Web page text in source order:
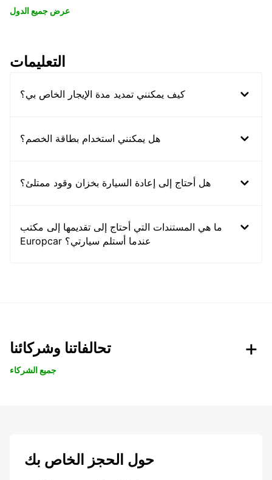
عرض جميع الدول
التعليمات
كيف يمكنني تمديد مدة الإيجار الخاص بي؟
هل يمكنني استخدام بطاقة الخصم؟
هل أحتاج إلى إعادة السيارة بخزان وقود ممتلئ؟
ما هي المستندات التي أحتاج إلى تقديمها إلى مكتب
Europcar عندما أستلم سيارتي؟
تحالفاتنا وشركائنا
جميع الشركاء
حول الحجز الخاص بك